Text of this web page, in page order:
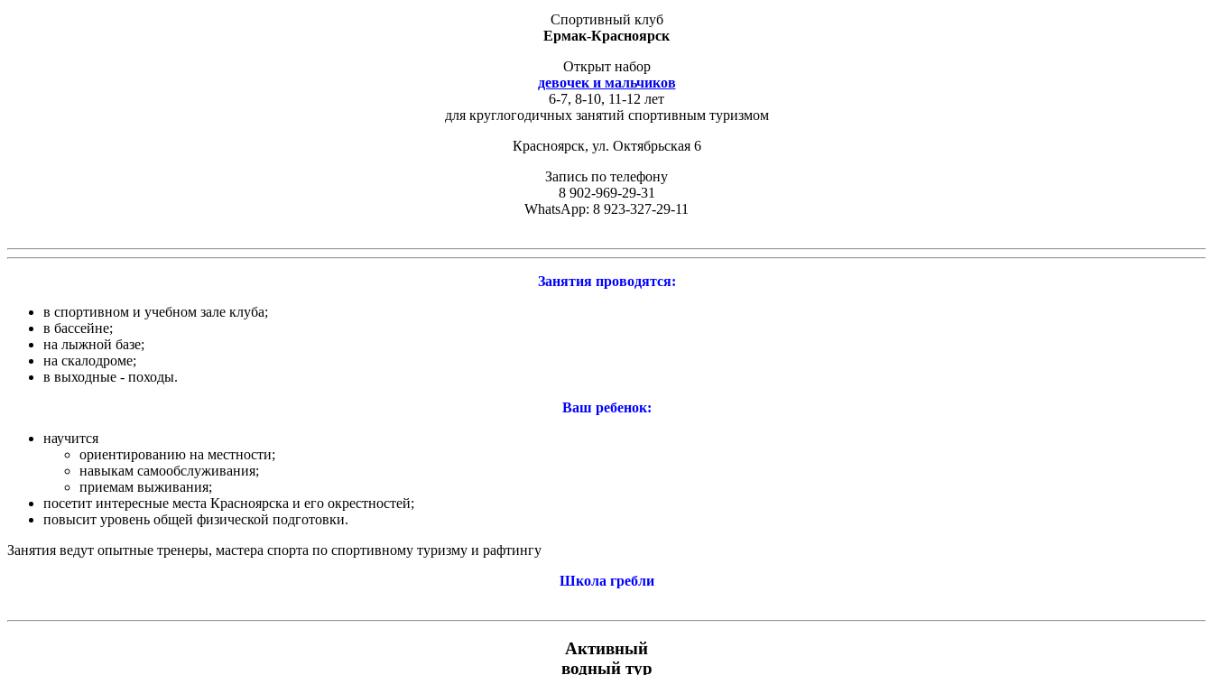
Спортивный клуб
Ермак-Красноярск
Открыт набор
девочек и мальчиков
6-7, 8-10, 11-12 лет
для круглогодичных занятий спортивным туризмом
Красноярск, ул. Октябрьская 6
Запись по телефону
8 902-969-29-31
WhatsApp: 8 923-327-29-11
Занятия проводятся:
в спортивном и учебном зале клуба;
в бассейне;
на лыжной базе;
на скалодроме;
в выходные - походы.
Ваш ребенок:
научится
ориентированию на местности;
навыкам самообслуживания;
приемам выживания;
посетит интересные места Красноярска и его окрестностей;
повысит уровень общей физической подготовки.
Занятия ведут опытные тренеры, мастера спорта по спортивному туризму и рафтингу
Школа гребли
Активный
водный тур